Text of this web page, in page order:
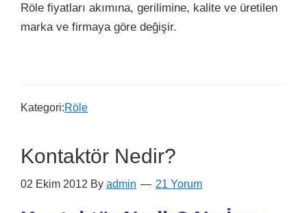
Röle fiyatları akımına, gerilimine, kalite ve üretilen
marka ve firmaya göre değişir.
Kategori:Röle
Kontaktör Nedir?
02 Ekim 2012 By admin 21 Yorum